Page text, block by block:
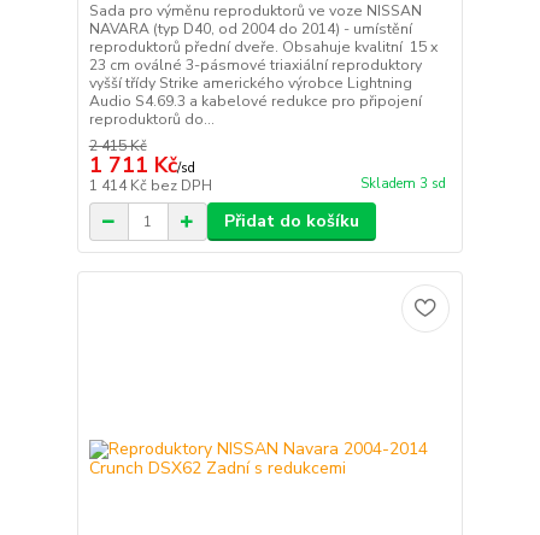
Sada pro výměnu reproduktorů ve voze NISSAN
NAVARA (typ D40, od 2004 do 2014) - umístění
reproduktorů přední dveře. Obsahuje kvalitní 15 x
23 cm oválné 3-pásmové triaxiální reproduktory
vyšší třídy Strike amerického výrobce Lightning
Audio S4.69.3 a kabelové redukce pro připojení
reproduktorů do...
2 415 Kč
1 711 Kč/sd
1 414 Kč bez DPH Skladem 3 sd
Přidat do košíku